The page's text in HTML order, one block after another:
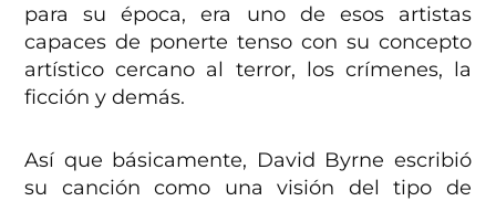
para su época, era uno de esos artistas
capaces de ponerte tenso con su concepto
artístico cercano al terror, los crímenes, la
ficción y demás.
Así que básicamente, David Byrne escribió
su canción como una visión del tipo de